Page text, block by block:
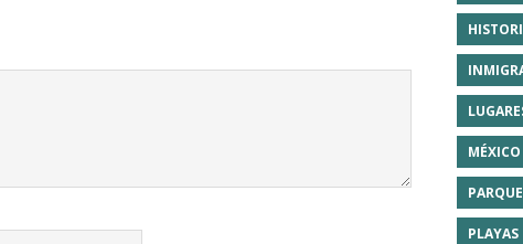
MÉXICO
PLAYAS